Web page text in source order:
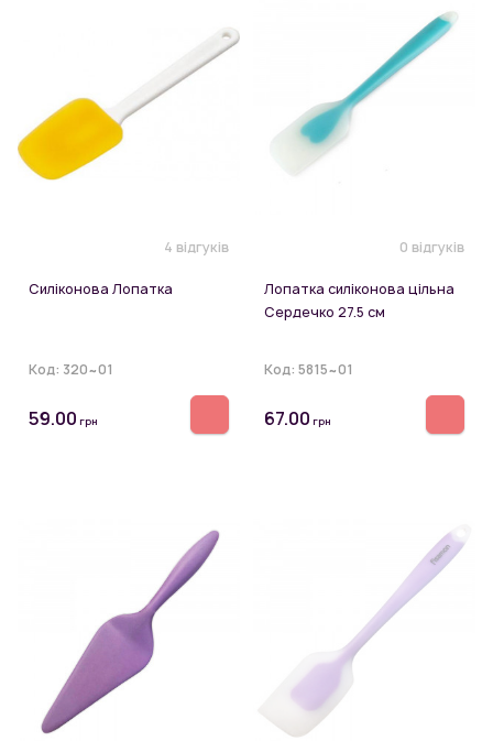
4 відгуків
Силіконова Лопатка
Код: 320~01
59.00 грн
0 відгуків
Лопатка силіконова цільна
Сердечко 27.5 см
Код: 5815~01
67.00 грн